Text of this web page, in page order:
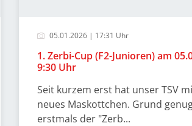
05.01.2026 | 17:31 Uhr
1. Zerbi-Cup (F2-Junioren) am
9:30 Uhr
Seit kurzem erst hat unser TSV
neues Maskottchen. Grund
erstmals der "Zerb...